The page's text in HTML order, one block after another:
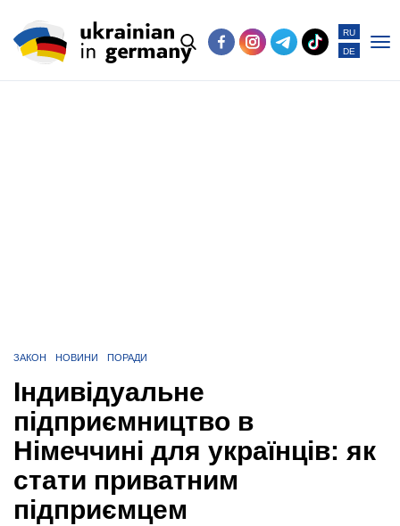
RU
DE
ЗАКОН НОВИНИ ПОРАДИ
Індивідуальне
підприємництво в
Німеччині для українців: як
стати приватним
підприємцем